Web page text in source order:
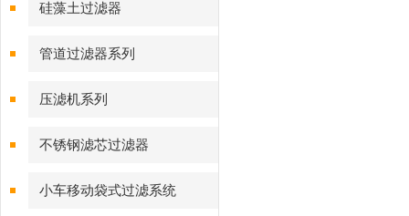
硅藻土过滤器
管道过滤器系列
压滤机系列
不锈钢滤芯过滤器
小车移动袋式过滤系统